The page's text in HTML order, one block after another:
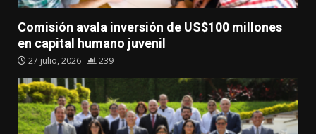
Comisión avala inversión de US$100 millones
en capital humano juvenil
27 julio, 2026 239